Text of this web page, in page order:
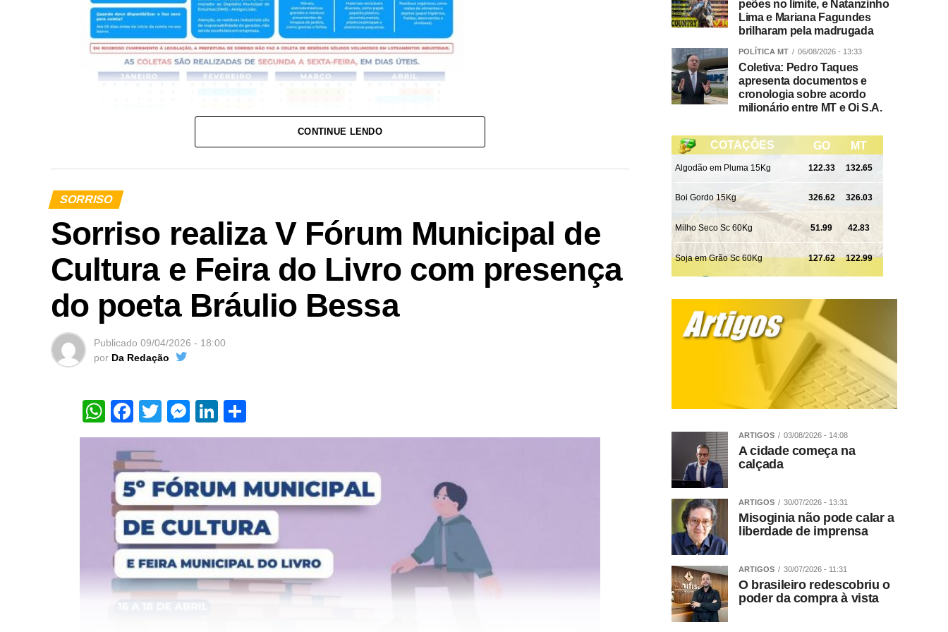
Participação da comunidade é fundamental para prevenir focos de dengue
Atenção! Fez a faxina no quintal? Trocou a geladeira? Vai dar fim ao sofá em que o
cachorro fez xixi e não tem mais salvação? Pois é! Saiba que cada resíduo tem um destino
específico. Para recolher móveis e eletrodomésticos inservíveis, restos de jardinagem, e
demais “cacarecos sem serventia alguma”, a Prefeitura disponibiliza a coleta de resíduos
sólidos volumosos.
De janeiro até agora, as equipes já percorreram todos os oito setores, garantindo o destino
CONTINUE LENDO
SORRISO
Sorriso realiza V Fórum Municipal de
Cultura e Feira do Livro com presença
do poeta Bráulio Bessa
Publicado 09/04/2026 - 18:00
por Da Redação
WhatsApp
Facebook
TwitterMessenger
LinkedIn
peões no limite, e Natanzinho
Lima e Mariana Fagundes
brilharam pela madrugada
POLÍTICA MT 06/08/2026 - 13:33
Coletiva: Pedro Taques
apresenta documentos e
cronologia sobre acordo
milionário entre MT e Oi S.A.
ARTIGOS 03/08/2026 - 14:08
A cidade começa na
calçada
ARTIGOS 30/07/2026 - 13:31
Misoginia não pode calar a
liberdade de imprensa
ARTIGOS 30/07/2026 - 11:31
O brasileiro redescobriu o
poder da compra à vista